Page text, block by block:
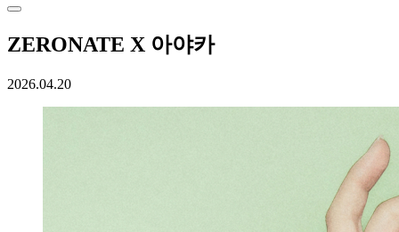
ZERONATE X 아야카
2026.04.20